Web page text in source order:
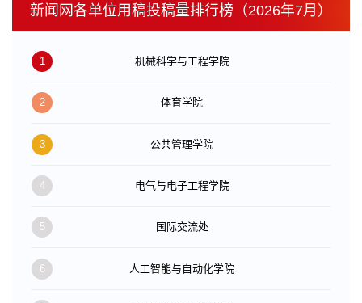
新闻网各单位用稿投稿量排行榜（2026年7月）
1 机械科学与工程学院
2 体育学院
3 公共管理学院
4 电气与电子工程学院
5 国际交流处
6 人工智能与自动化学院